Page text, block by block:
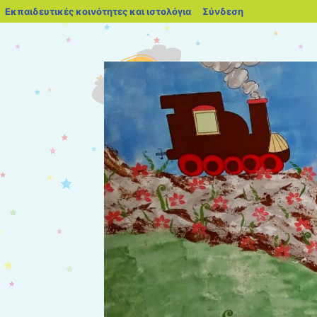
Εκπαιδευτικές κοινότητες και ιστολόγια blogs.sch.gr
Σύνδεση